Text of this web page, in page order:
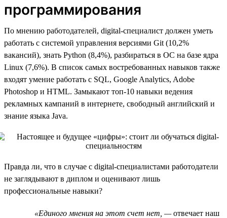
программирования
По мнению работодателей, digital-специалист должен уметь
работать с системой управления версиями Git (10,2%
вакансий), знать Python (8,4%), разбираться в ОС на базе ядра
Linux (7,6%). В список самых востребованных навыков также
входят умение работать с SQL, Google Analytics, Adobe
Photoshop и HTML. Замыкают топ-10 навыки ведения
рекламных кампаний в интернете, свободный английский и
знание языка Java.
Правда ли, что в случае с digital-специалистами работодатели
не заглядывают в диплом и оценивают лишь
профессиональные навыки?
«Единого мнения на этот счет нет, —отвечает наш